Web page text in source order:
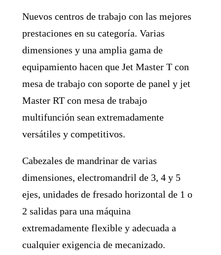
Nuevos centros de trabajo con las mejores
prestaciones en su categoría. Varias
dimensiones y una amplia gama de
equipamiento hacen que Jet Master T con
mesa de trabajo con soporte de panel y jet
Master RT con mesa de trabajo
multifunción sean extremadamente
versátiles y competitivos.
Cabezales de mandrinar de varias
dimensiones, electromandril de 3, 4 y 5
ejes, unidades de fresado horizontal de 1 o
2 salidas para una máquina
extremadamente flexible y adecuada a
cualquier exigencia de mecanizado.